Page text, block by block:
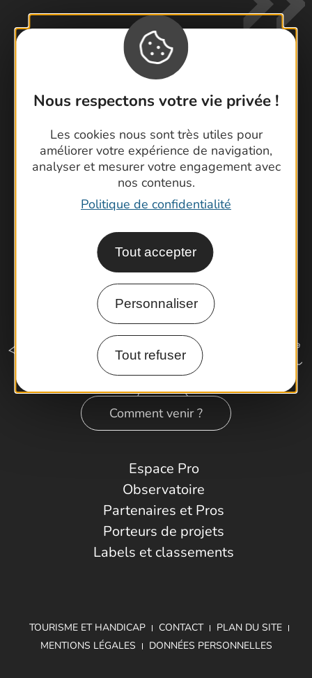
Nous respectons votre vie privée !
Les cookies nous sont très utiles pour
améliorer votre expérience de navigation,
analyser et mesurer votre engagement avec
nos contenus.
Politique de confidentialité
Tout accepter
Personnaliser
Tout refuser
Contactez-nous !
Brochures
Cartoguides et Topoguides
Latitude Gard
Comment venir ?
Espace Pro
Observatoire
Partenaires et Pros
Porteurs de projets
Labels et classements
TOURISME ET HANDICAP CONTACT
PLAN DU SITE
MENTIONS LÉGALES
DONNÉES PERSONNELLES